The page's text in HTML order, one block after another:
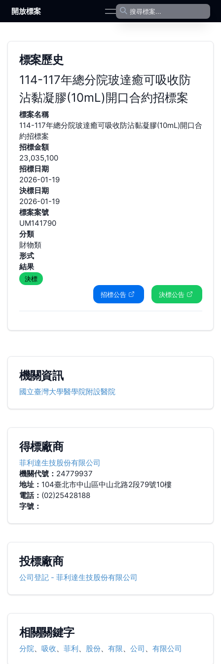
開放標案 open navigation menu
標案歷史
114-117年總分院玻達癒可吸收防
沾黏凝膠(10mL)開口合約招標案
標案名稱
114-117年總分院玻達癒可吸收防沾黏凝膠(10mL)開口合
約招標案
招標金額
23,035,100
招標日期
2026-01-19
決標日期
2026-01-19
標案案號
UM141790
分類
財物類
形式
結果
決標
招標公告
決標公告
機關資訊
國立臺灣大學醫學院附設醫院
得標廠商
菲利達生技股份有限公司
機關代號： 24779937
地址： 104臺北市中山區中山北路2段79號10樓
電話： (02)25428188
字號：
投標廠商
公司登記- 菲利達生技股份有限公司
相關關鍵字
分院、 吸收、 菲利 、 股份、 有限、 公司 、 有限公司